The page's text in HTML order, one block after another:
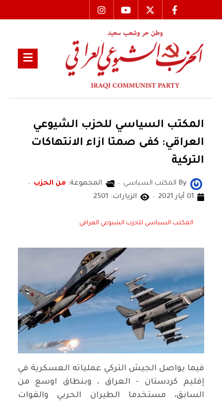
المكتب السياسي للحزب الشيوعي
العراقي: كفى صمتا ازاء الانتهاكات
التركية
By المكتب السياسي المجموعة: من الحزب
01 أيار 2021
الزيارات: 2501
المكتب السياسي للحزب الشيوعي العراقي
فيما يواصل الجيش التركي عملياته العسكرية في
إقليم كردستان - العراق ، وبنطاق اوسع من
السابق، مستخدما الطيران الحربي والقوات